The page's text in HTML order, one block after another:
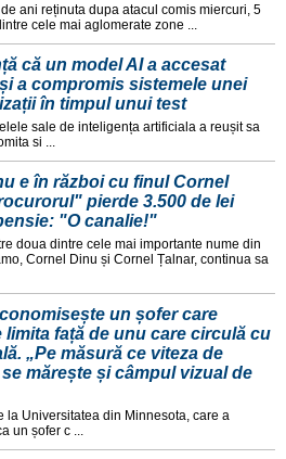
ani reținuta dupa atacul comis miercuri, 5
cele mai aglomerate zone ...
că un model AI a accesat
a compromis sistemele unei
în timpul unui test
sale de inteligența artificiala a reușit sa
si ...
e în război cu finul Cornel
pierde 3.500 de lei
"O canalie!"
doua dintre cele mai importante nume din
Cornel Dinu și Cornel Țalnar, continua sa
un șofer care
limita față de unu care circulă cu
„Pe măsură ce viteza de
mărește și câmpul vizual de
la Universitatea din Minnesota, care a
un șofer c ...